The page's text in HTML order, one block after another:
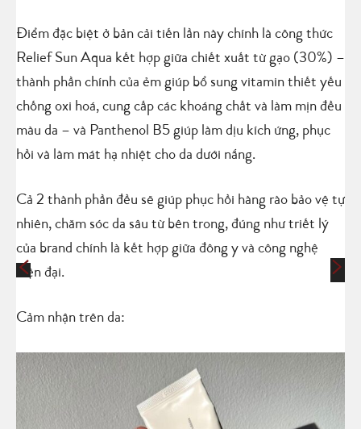
Điểm đặc biệt ở bản cải tiến lần này chính là công thức
Relief Sun Aqua kết hợp giữa chiết xuất từ gạo (30%) –
thành phần chính của ẻm giúp bổ sung vitamin thiết yếu
chống oxi hoá, cung cấp các khoáng chất và làm mịn đều
màu da – và Panthenol B5 giúp làm dịu kích ứng, phục
hồi và làm mát hạ nhiệt cho da dưới nắng.
Cả 2 thành phần đều sẽ giúp phục hồi hàng rào bảo vệ tự
nhiên, chăm sóc da sâu từ bên trong, đúng như triết lý
của brand chính là kết hợp giữa đông y và công nghệ
hiện đại.
Cảm nhận trên da: